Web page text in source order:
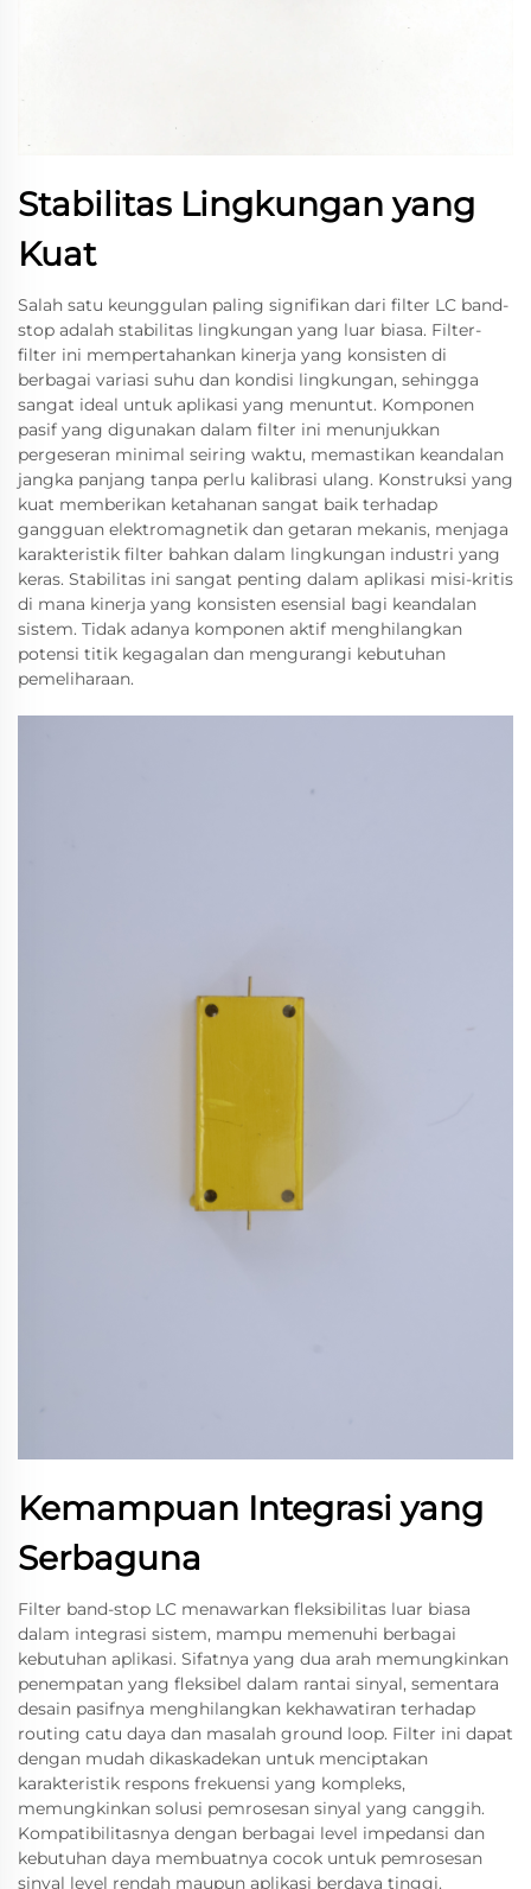
Stabilitas Lingkungan yang
Kuat
Salah satu keunggulan paling signifikan dari filter LC band-
stop adalah stabilitas lingkungan yang luar biasa. Filter-
filter ini mempertahankan kinerja yang konsisten di
berbagai variasi suhu dan kondisi lingkungan, sehingga
sangat ideal untuk aplikasi yang menuntut. Komponen
pasif yang digunakan dalam filter ini menunjukkan
pergeseran minimal seiring waktu, memastikan keandalan
jangka panjang tanpa perlu kalibrasi ulang. Konstruksi yang
kuat memberikan ketahanan sangat baik terhadap
gangguan elektromagnetik dan getaran mekanis, menjaga
karakteristik filter bahkan dalam lingkungan industri yang
keras. Stabilitas ini sangat penting dalam aplikasi misi-kritis
di mana kinerja yang konsisten esensial bagi keandalan
sistem. Tidak adanya komponen aktif menghilangkan
potensi titik kegagalan dan mengurangi kebutuhan
pemeliharaan.
Kemampuan Integrasi yang
Serbaguna
Filter band-stop LC menawarkan fleksibilitas luar biasa
dalam integrasi sistem, mampu memenuhi berbagai
kebutuhan aplikasi. Sifatnya yang dua arah memungkinkan
penempatan yang fleksibel dalam rantai sinyal, sementara
desain pasifnya menghilangkan kekhawatiran terhadap
routing catu daya dan masalah ground loop. Filter ini dapat
dengan mudah dikaskadekan untuk menciptakan
karakteristik respons frekuensi yang kompleks,
memungkinkan solusi pemrosesan sinyal yang canggih.
Kompatibilitasnya dengan berbagai level impedansi dan
kebutuhan daya membuatnya cocok untuk pemrosesan
sinyal level rendah maupun aplikasi berdaya tinggi.